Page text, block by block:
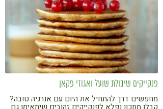
פנקייקים שיבולת שועל ואגוזי פקאן
מחפשים דרך להתחיל את היום עם אנרגיה טובה?